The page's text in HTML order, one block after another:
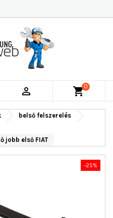
 shopping_cart0
belső felszerelés
jobb első FIAT
-25%